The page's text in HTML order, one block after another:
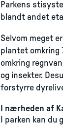
Parkens
blandt andet
Selvom meget
plantet omkring
omkring
og insekter.
forstyrre
I nærheden af
I parken kan